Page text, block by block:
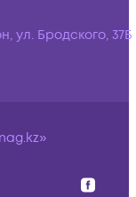
ул. Бродского, 37Б